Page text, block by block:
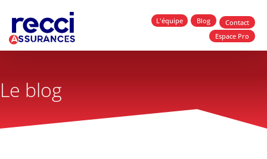
L'équipe Blog
Contact
Espace Pro
Le blog